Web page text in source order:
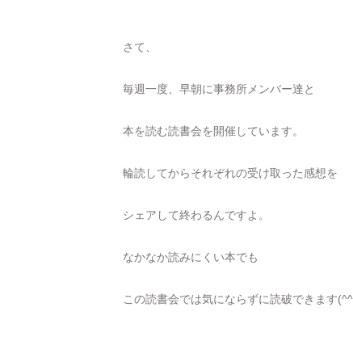
さて、
毎週一度、早朝に事務所メンバー達と
本を読む読書会を開催しています。
輪読してからそれぞれの受け取った感想を
シェアして終わるんですよ。
なかなか読みにくい本でも
この読書会では気にならずに読破できます(^^